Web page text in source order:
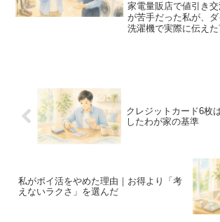
家電量販店で値引き
が苦手だった私が、
洗濯機で実際に伝え
クレジットカード6枚
したわが家の基準
私がポイ活をやめた理由｜お得より「考
えないラクさ」を選んだ